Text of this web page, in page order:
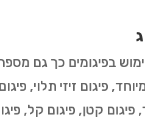
מיוחד, פיגום זיזי תלוי,
פיגום קטן, פיגום קל,